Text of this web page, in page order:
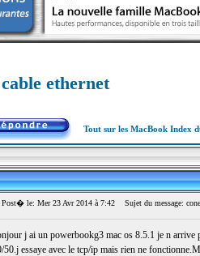
ethernet
Tout sur les MacBook Index
Post� le: Mer 23 Avr 2014 à 7:42 Sujet du message:
j ai un powerbookg3 mac os 8.5.1 je n arrive
50.j essaye avec le tcp/ip mais rien ne